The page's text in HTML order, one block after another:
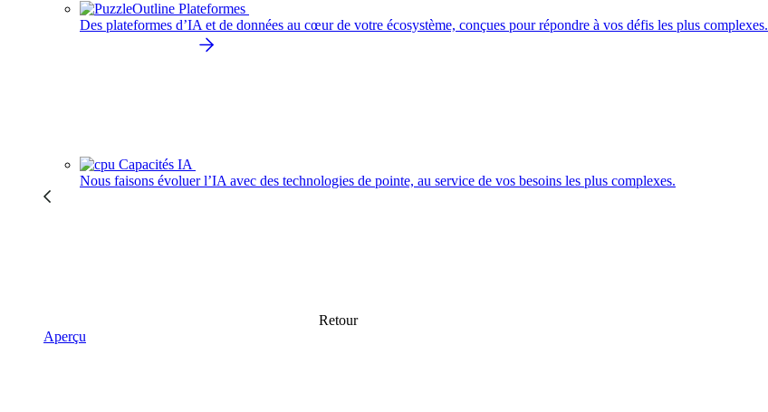
Plateformes
Des plateformes d’IA et de données au cœur de votre écosystème, conçues pour répondre à vos défis les plus complexes.
Capacités IA
Nous faisons évoluer l’IA avec des technologies de pointe, au service de vos besoins les plus complexes.
Retour
Aperçu